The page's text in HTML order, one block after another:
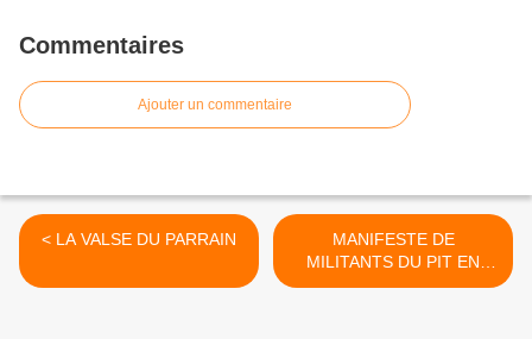
Commentaires
Ajouter un commentaire
< LA VALSE DU PARRAIN
MANIFESTE DE
MILITANTS DU PIT EN
DIRECTION DES